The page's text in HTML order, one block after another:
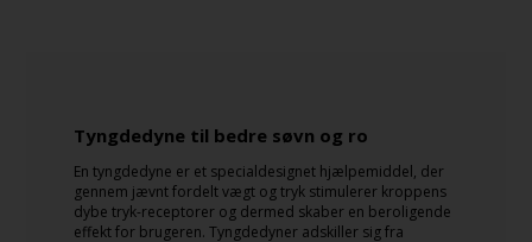
Tyngdedyne til bedre søvn og ro
En tyngdedyne er et specialdesignet hjælpemiddel, der
gennem jævnt fordelt vægt og tryk stimulerer kroppens
dybe tryk-receptorer og dermed skaber en beroligende
effekt for brugeren. Tyngdedyner adskiller sig fra